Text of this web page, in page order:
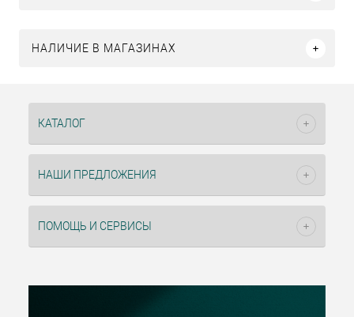
НАЛИЧИЕ В МАГАЗИНАХ
КАТАЛОГ
НАШИ ПРЕДЛОЖЕНИЯ
ПОМОЩЬ И СЕРВИСЫ